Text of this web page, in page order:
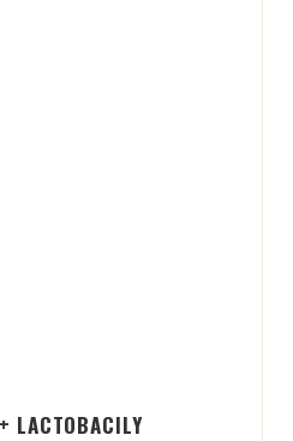
LACTOBACILY